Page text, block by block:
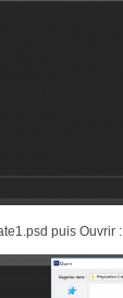
puis Ouvrir :